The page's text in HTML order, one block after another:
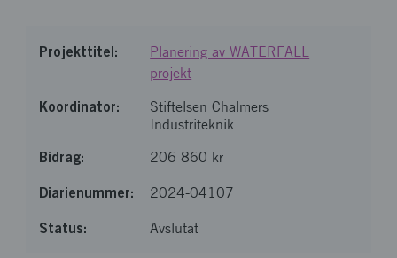
Planering av WATERFALL
projekt
Stiftelsen Chalmers
Industriteknik
206 860 kr
2024-04107
Avslutat